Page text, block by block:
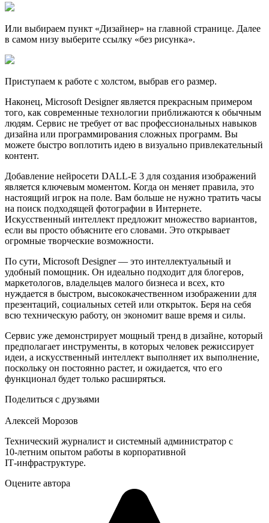
Или выбираем пункт «Дизайнер» на главной странице. Далее
в самом низу выберите ссылку «без рисунка».
Приступаем к работе с холстом, выбрав его размер.
Наконец, Microsoft Designer является прекрасным примером
того, как современные технологии приближаются к обычным
людям. Сервис не требует от вас профессиональных навыков
дизайна или программирования сложных программ. Вы
можете быстро воплотить идею в визуально привлекательный
контент.
Добавление нейросети DALL-E 3 для создания изображений
является ключевым моментом. Когда он меняет правила, это
настоящий игрок на поле. Вам больше не нужно тратить часы
на поиск подходящей фотографии в Интернете.
Искусственный интеллект предложит множество вариантов,
если вы просто объясните его словами. Это открывает
огромные творческие возможности.
По сути, Microsoft Designer — это интеллектуальный и
удобный помощник. Он идеально подходит для блогеров,
маркетологов, владельцев малого бизнеса и всех, кто
нуждается в быстром, высококачественном изображении для
презентаций, социальных сетей или открыток. Беря на себя
всю техническую работу, он экономит ваше время и силы.
Сервис уже демонстрирует мощный тренд в дизайне, который
предполагает инструменты, в которых человек режиссирует
идеи, а искусственный интеллект выполняет их выполнение,
поскольку он постоянно растет, и ожидается, что его
функционал будет только расширяться.
Поделиться с друзьями
Алексей Морозов
Технический журналист и системный администратор с
10‑летним опытом работы в корпоративной
IT‑инфраструктуре.
Оцените автора